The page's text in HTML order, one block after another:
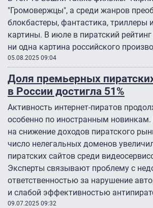
"Громовержцы", а среди жанров
блокбастеры, фантастика, триллеры
картины. В июле в пиратский
ни одна картина российского
05.08.2025 09:04
Доля премьерных
в России достигла 51%
Активность интернет-пиратов
особенно по иностранным
на снижение доходов пиратского
число нелегальных доменов
пиратских сайтов среди
Эксперты связывают проблему с
ответственностью за нарушение
и слабой эффективностью
09.07.2025 09:32